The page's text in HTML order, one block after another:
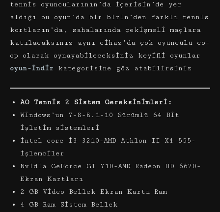
tennis oyuncularının’da içerisin’de yer
aldığı bu oyun’da bir birin’den farklı tennis
kortların’da, sahalarında çekişmeli maçlara
katılacaksınız aynı cihaz’da çok oyunculu co-
op olarak oynayabileceksiniz keyifli oyunlar
oyun-indir kategorisine göz atabilirsiniz
AO Tennis 2 Sistem Gereksinimleri:
Windows’un 7-8-8.1-10 Sürümlü 64 Bit
işletim sistemleri
intel core i3 3210-AMD Athlon II X4 555-
işlemciler
Nvidia GeForce GT 710-AMD Radeon HD 6670-
Ekran Kartları
2 GB Video Bellek Ekran Kartı Ram
4 GB Ram Sistem Bellek